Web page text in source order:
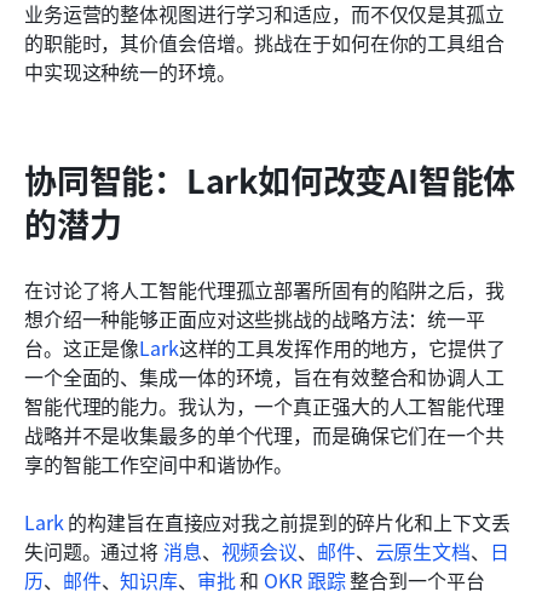
业务运营的整体视图进行学习和适应，而不仅仅是其孤立
的职能时，其价值会倍增。挑战在于如何在你的工具组合
中实现这种统一的环境。
协同智能：Lark如何改变AI智能体
的潜力
在讨论了将人工智能代理孤立部署所固有的陷阱之后，我
想介绍一种能够正面应对这些挑战的战略方法：统一平
台。这正是像Lark这样的工具发挥作用的地方，它提供了
一个全面的、集成一体的环境，旨在有效整合和协调人工
智能代理的能力。我认为，一个真正强大的人工智能代理
战略并不是收集最多的单个代理，而是确保它们在一个共
享的智能工作空间中和谐协作。
Lark 的构建旨在直接应对我之前提到的碎片化和上下文丢
失问题。通过将 消息、 视频会议、 邮件、 云原生文档、 日
历、 邮件、知识库、 审批 和 OKR 跟踪 整合到一个平台